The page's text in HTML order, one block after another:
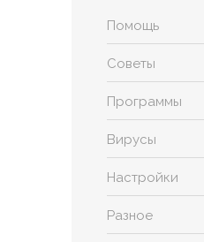
Помощь
Советы
Программы
Вирусы
Настройки
Разное